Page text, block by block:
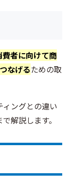
者に向けて商
なげるための取
ングとの違い
解説します。